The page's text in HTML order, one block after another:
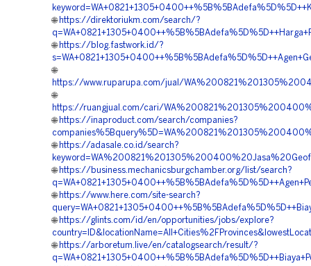
🌐 https://direktoriukm.com/search/?
🌐 https://blog.fastwork.id/?
🌐
https://www.ruparupa.com/jual/
🌐
https://ruangjual.com/cari/
🌐 https://inaproduct.com/search/companies?
🌐 https://adasale.co.id/search?
🌐 https://business.mechanicsburgchamber.org/list/search?
🌐 https://www.here.com/site-search?
🌐 https://glints.com/id/en/opportunities/jobs/explore?
🌐 https://arboretum.live/en/catalogsearch/result/?